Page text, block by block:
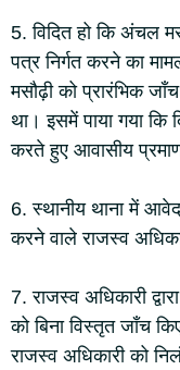
5. विदित हो कि अंचल
पत्र निर्गत करने का
मसौढ़ी को प्रारंभिक जाँच
था। इसमें पाया गया कि
करते हुए आवासीय
6. स्थानीय थाना में
करने वाले राजस्व
7. राजस्व अधिकारी
को बिना विस्तृत जाँच
राजस्व अधिकारी को